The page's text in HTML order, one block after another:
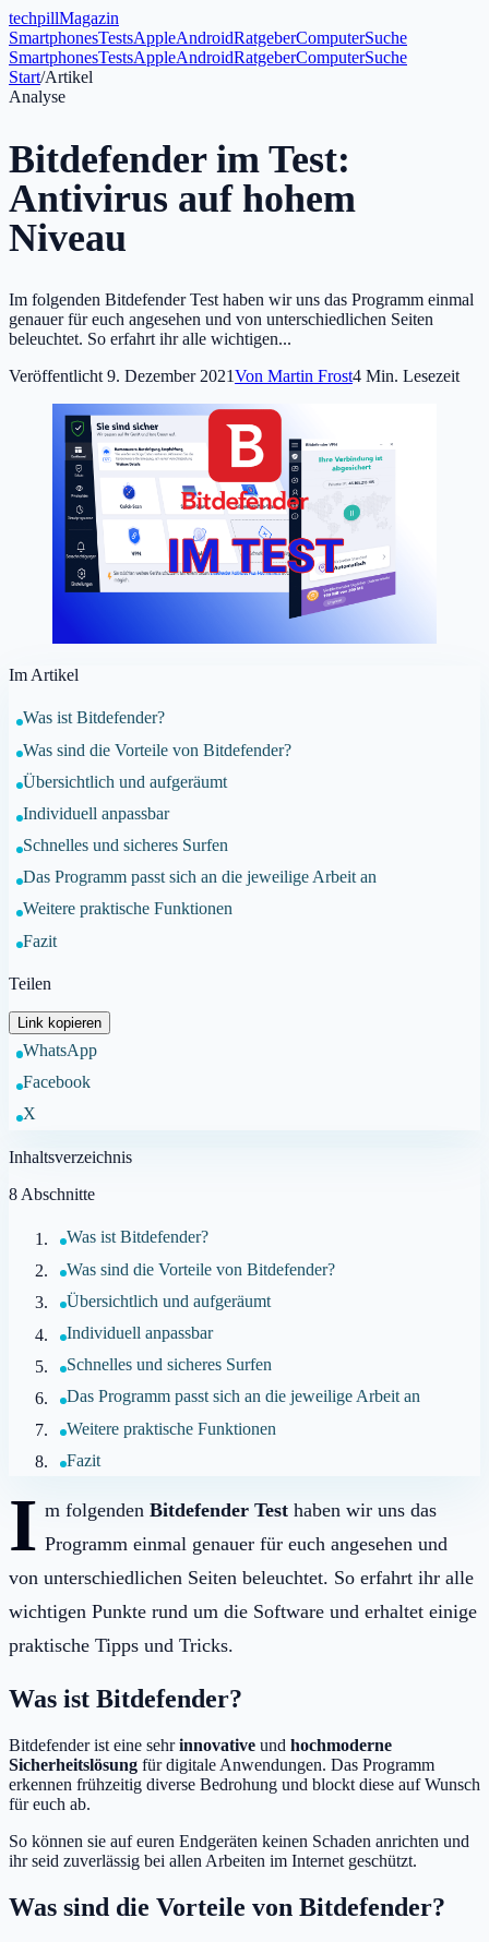
techpillMagazin
SmartphonesTestsAppleAndroidRatgeberComputerSuche
SmartphonesTestsAppleAndroidRatgeberComputerSuche
Start/Artikel
Analyse
Bitdefender im Test:
Antivirus auf hohem
Niveau
Im folgenden Bitdefender Test haben wir uns das Programm einmal
genauer für euch angesehen und von unterschiedlichen Seiten
beleuchtet. So erfahrt ihr alle wichtigen...
Veröffentlicht 9. Dezember 2021Von Martin Frost4 Min. Lesezeit
Im Artikel
Was ist Bitdefender?
Was sind die Vorteile von Bitdefender?
Übersichtlich und aufgeräumt
Individuell anpassbar
Schnelles und sicheres Surfen
Das Programm passt sich an die jeweilige Arbeit an
Weitere praktische Funktionen
Fazit
Teilen
Link kopieren
WhatsApp
Facebook
X
Inhaltsverzeichnis
8 Abschnitte
Was ist Bitdefender?
Was sind die Vorteile von Bitdefender?
Übersichtlich und aufgeräumt
Individuell anpassbar
Schnelles und sicheres Surfen
Das Programm passt sich an die jeweilige Arbeit an
Weitere praktische Funktionen
Fazit
I m folgendenBitdefender Test haben wir uns das
Programm einmal genauer für euch angesehen und
von unterschiedlichen Seiten beleuchtet. So erfahrt ihr alle
wichtigen Punkte rund um die Software und erhaltet einige
praktische Tipps und Tricks.
Was ist Bitdefender?
Bitdefender ist eine sehrinnovative und hochmoderne
Sicherheitslösung für digitale Anwendungen. Das Programm
erkennen frühzeitig diverse Bedrohung und blockt diese auf Wunsch
für euch ab.
So können sie auf euren Endgeräten keinen Schaden anrichten und
ihr seid zuverlässig bei allen Arbeiten im Internet geschützt.
Was sind die Vorteile von Bitdefender?